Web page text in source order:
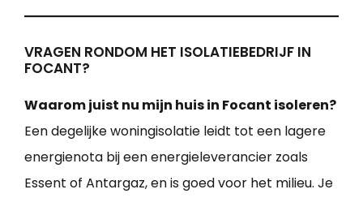
VRAGEN RONDOM HET ISOLATIEBEDRIJF IN
FOCANT?
Waarom juist nu mijn huis in Focant isoleren?
Een degelijke woningisolatie leidt tot een lagere
energienota bij een energieleverancier zoals
Essent of Antargaz, en is goed voor het milieu. Je